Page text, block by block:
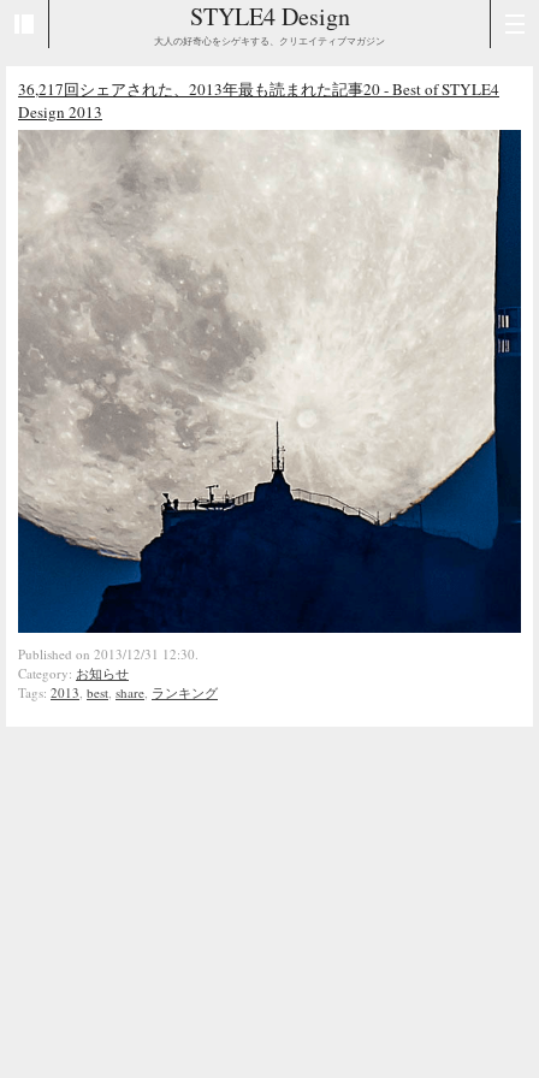
STYLE4 Design
大人の好奇心をシゲキする、クリエイティブマガジン
36,217回シェアされた、2013年最も読まれた記事20 - Best of STYLE4
Design 2013
Published on 2013/12/31 12:30.
Category: お知らせ
Tags: 2013, best, share, ランキング